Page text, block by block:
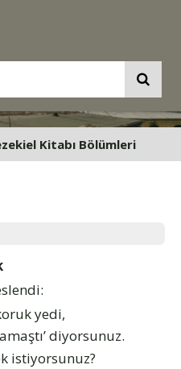
Kitabı Bölümleri
yedi,
diyorsunuz.
istiyorsunuz?